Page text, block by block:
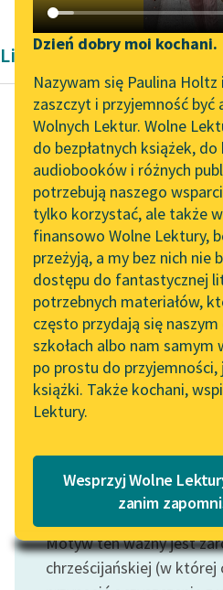
Katalog DAISY
Podkasty o książkach
Aktualności
„Prokurator Alicja Horn”
do słuchania
Byliśmy częścią AI Impact
Lab
Zapraszamy na spotkanie
online z tłumaczkami
literatury skandynawskiej
Spotkanie z Katarzyną
Tunkiel w Oslo
102. lata temu zmarł
Joseph Conrad
Lektury szkolne i klasyka
literatury do słuchania dla
uczennic i uczniów z
niepełnosprawnościami
Dzień dobry moi kochani.
Nazywam się Paulina
zaszczyt i przyjemność być
Wolnych Lektur. Wolne
do bezpłatnych książek, do
audiobooków i różnych
potrzebują naszego
tylko korzystać, ale także
finansowo Wolne Lektury,
przeżyją, a my bez nich nie
dostępu do fantastycznej
potrzebnych materiałów,
często przydają się
szkołach albo nam samym
po prostu do przyjemności,
książki. Także kochani,
Lektury.
Wesprzyj Wolne
zanim
Liryka Ottona zur Linde
Motyw: Cierpienie
Motyw ten ważny jest
chrześcijańskiej (w której